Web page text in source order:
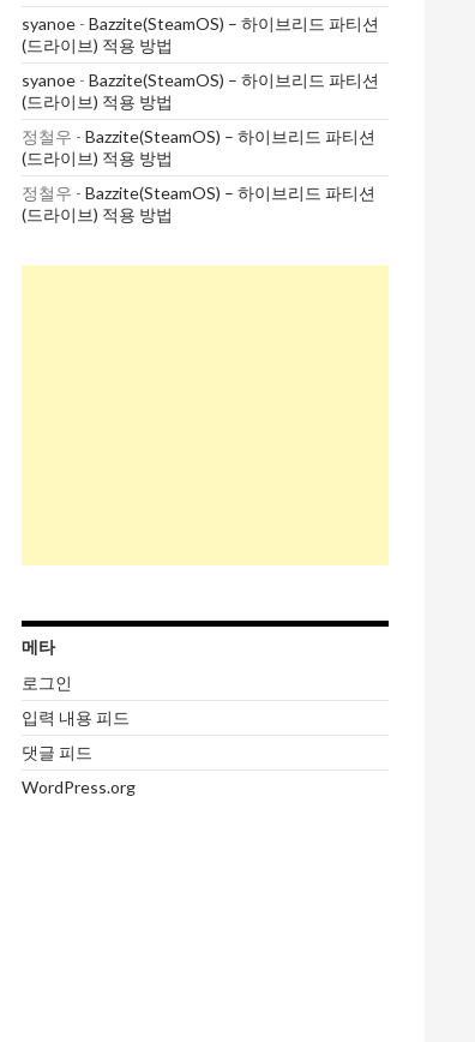
syanoe - Bazzite(SteamOS) – 하이브리드 파티션
(드라이브) 적용 방법
syanoe - Bazzite(SteamOS) – 하이브리드 파티션
(드라이브) 적용 방법
정철우 - Bazzite(SteamOS) – 하이브리드 파티션
(드라이브) 적용 방법
정철우 - Bazzite(SteamOS) – 하이브리드 파티션
(드라이브) 적용 방법
메타
로그인
입력 내용 피드
댓글 피드
WordPress.org